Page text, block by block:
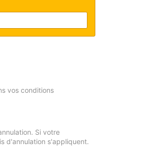
vos conditions
Si votre
d'annulation s'appliquent.